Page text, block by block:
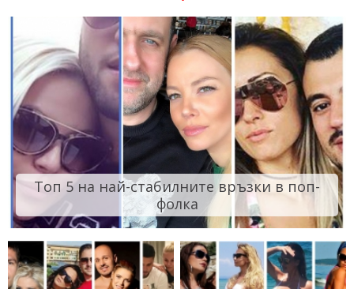
Топ 5 на най-стабилните връзки в поп-
фолка